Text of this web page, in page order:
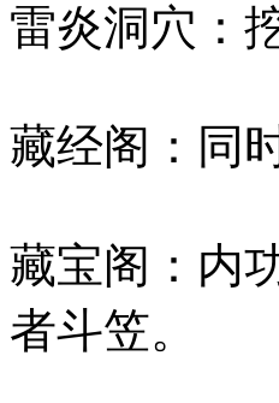
雷炎洞穴：
藏经阁：同
藏宝阁：内
者斗笠。